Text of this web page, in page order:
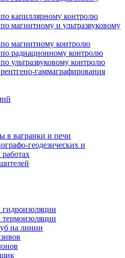
капиллярному контролю
магнитному и ультразвуковому
магнитному контролю
радиационному контролю
ультразвуковому контролю
гаммаграфирования
в вагранки и печи
геодезических и
на линии